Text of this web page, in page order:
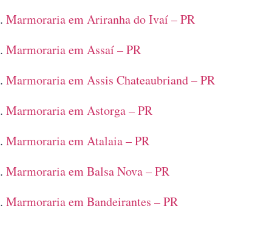
Marmoraria em Ariranha do Ivaí – PR
Marmoraria em Assaí – PR
Marmoraria em Assis Chateaubriand – PR
Marmoraria em Astorga – PR
Marmoraria em Atalaia – PR
Marmoraria em Balsa Nova – PR
Marmoraria em Bandeirantes – PR